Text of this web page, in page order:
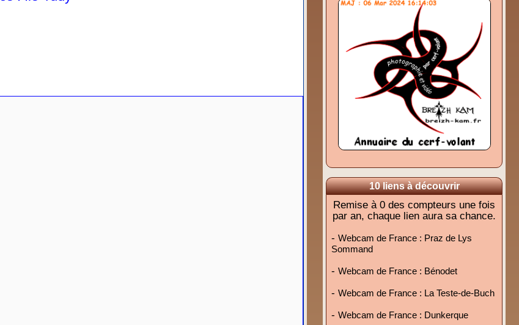
10 liens à découvrir
Remise à 0 des compteurs une fois
par an, chaque lien aura sa chance.
- Webcam de France : Praz de Lys
Sommand
- Webcam de France : Bénodet
- Webcam de France : La Teste-de-Buch
- Webcam de France : Dunkerque